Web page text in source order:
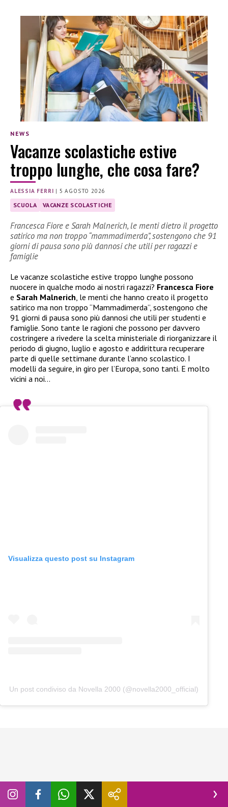
NEWS
Vacanze scolastiche estive
troppo lunghe, che cosa fare?
ALESSIA FERRI | 5 AGOSTO 2026
SCUOLA VACANZE SCOLASTICHE
Francesca Fiore e Sarah Malnerich, le menti dietro il progetto
satirico ma non troppo “mammadimerda”, sostengono che 91
giorni di pausa sono più dannosi che utili per ragazzi e
famiglie
Le vacanze scolastiche estive troppo lunghe possono
nuocere in qualche modo ai nostri ragazzi? Francesca Fiore
e Sarah Malnerich, le menti che hanno creato il progetto
satirico ma non troppo “Mammadimerda”, sostengono che
91 giorni di pausa sono più dannosi che utili per studenti e
famiglie. Sono tante le ragioni che possono per davvero
costringere a rivedere la scelta ministeriale di riorganizzare il
periodo di giugno, luglio e agosto e addirittura recuperare
parte di quelle settimane durante l’anno scolastico. I
modelli da seguire, in giro per l’Europa, sono tanti. E molto
vicini a noi…
Visualizza questo post su Instagram
Un post condiviso da Novella 2000 (@novella2000_official)